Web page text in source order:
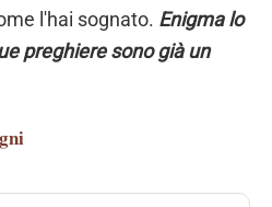
l'hai sognato. Enigma lo
preghiere sono già un